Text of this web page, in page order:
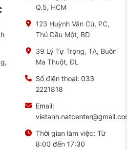
Q.5, HCM
123 Huỳnh Văn Cù, PC,
Thủ Dầu Một, BD
39 Lý Tự Trọng, TA, Buôn
Ma Thuột, ĐL
Số điện thoại: 033
2221818
Email:
Thời gian làm việc: Từ
8:00 đến 17:30